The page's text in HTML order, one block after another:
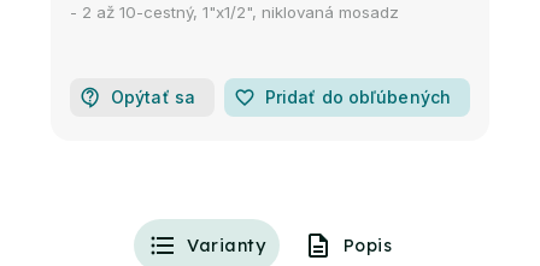
- 2 až 10-cestný, 1"x1/2", niklovaná mosadz
Opýtať sa favorite_border Pridať do obľúbených
Varianty Popis